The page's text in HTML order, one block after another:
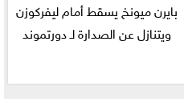
بايرن ميونخ يسقط أمام ليفركوزن
ويتنازل عن الصدارة لـ دورتموند